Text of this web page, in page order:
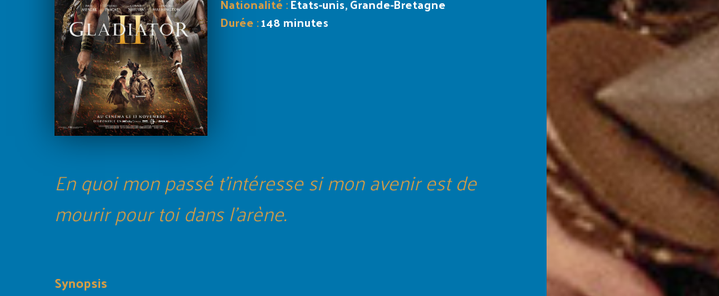
Nationalité :Etats-unis, Grande-Bretagne
Durée :148 minutes
En quoi mon passé t’intéresse si mon avenir est de
mourir pour toi dans l’arène.
Synopsis